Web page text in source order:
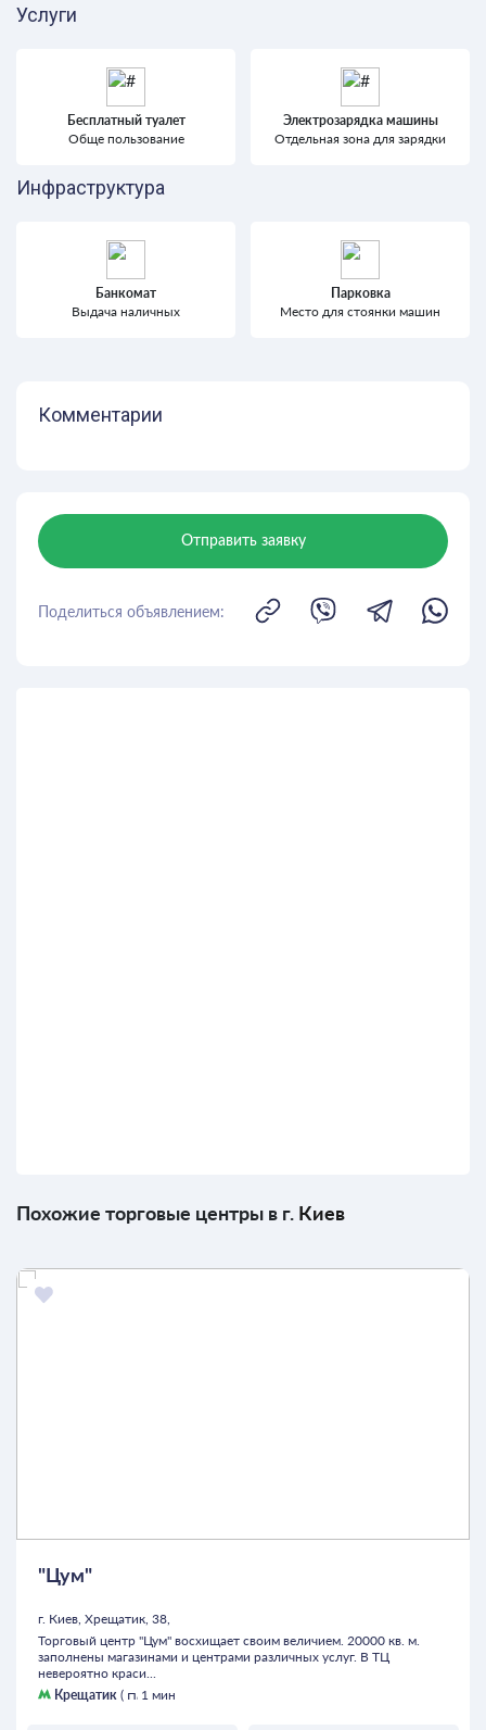
Услуги
Бесплатный туалет
Обще пользование
Электрозарядка машины
Отдельная зона для зарядки
Инфраструктура
Банкомат
Выдача наличных
Парковка
Место для стоянки машин
Комментарии
Отправить заявку
Поделиться объявлением:
Похожие торговые центры в г. Киев
"Цум"
г. Киев, Хрещатик, 38,
Торговый центр "Цум" восхищает своим величием. 20000 кв. м.
заполнены магазинами и центрами различных услуг. В ТЦ
невероятно краси...
Крещатик ( 1 мин